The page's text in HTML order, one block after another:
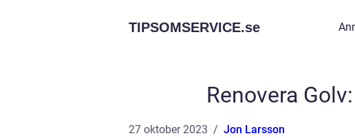
TIPSOMSERVICE.se
Renovera
27 oktober 2023 Jon Larsson